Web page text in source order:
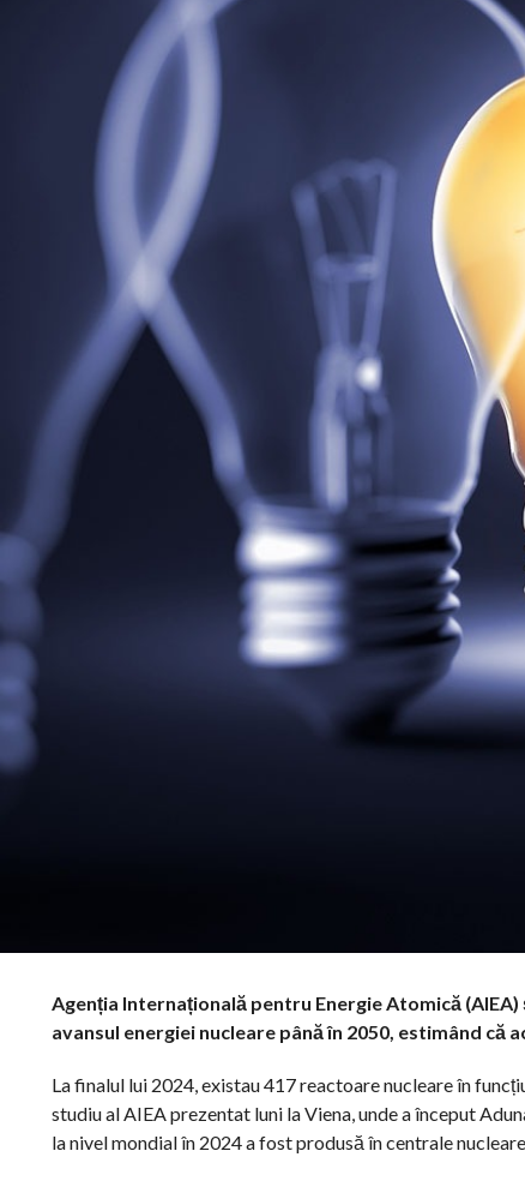
Agenția Internațională pentru Energie Atomică
avansul energiei nucleare până în 2050, estimând că
La finalul lui 2024, existau 417 reactoare nucleare în
studiu al AIEA prezentat luni la Viena, unde a început
la nivel mondial în 2024 a fost produsă în centrale